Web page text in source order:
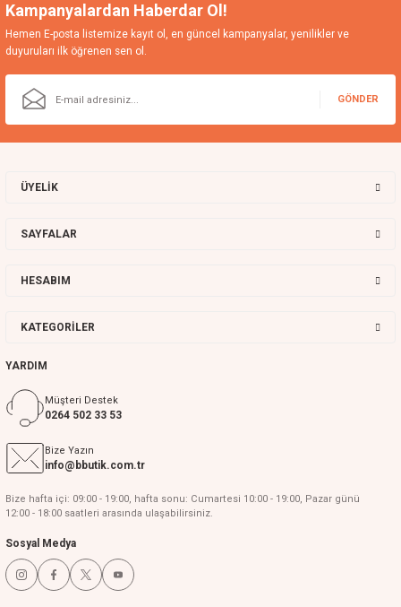
Kampanyalardan Haberdar Ol!
Hemen E-posta listemize kayıt ol, en güncel kampanyalar, yenilikler ve
duyuruları ilk öğrenen sen ol.
GÖNDER
ÜYELİK
SAYFALAR
HESABIM
KATEGORİLER
YARDIM
Müşteri Destek
0264 502 33 53
Bize Yazın
info@bbutik.com.tr
Bize hafta içi: 09:00 - 19:00, hafta sonu: Cumartesi 10:00 - 19:00, Pazar günü
12:00 - 18:00 saatleri arasında ulaşabilirsiniz.
Sosyal Medya